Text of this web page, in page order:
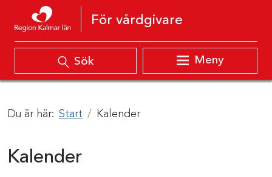
Hoppa till innehåll
För vårdgivare
Sök Meny
Du är här: Start Kalender
Kalender